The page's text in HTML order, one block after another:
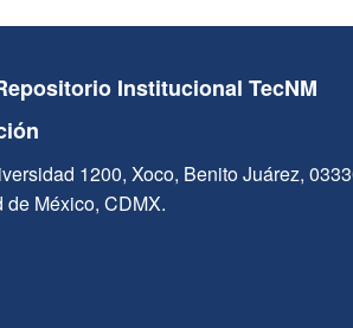
Institucional TecNM
1200, Xoco, Benito Juárez,
de México, CDMX.